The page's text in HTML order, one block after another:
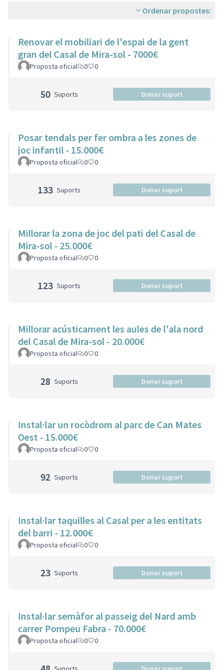
Ordenar propostes:
Renovar el mobiliari de l'espai de la gent
gran del Casal de Mira-sol - 7000€
Proposta oficial 0 0
50 Suports Donar suport
Posar tendals per fer ombra a les zones de
joc infantil - 15.000€
Proposta oficial 0 0
133 Suports Donar suport
Millorar la zona de joc del pati del Casal de
Mira-sol - 25.000€
Proposta oficial 0 0
123 Suports Donar suport
Millorar acústicament les aules de l'ala nord
del Casal de Mira-sol - 20.000€
Proposta oficial 0 0
28 Suports Donar suport
Instal·lar un rocòdrom al parc de Can Mates
Oest - 15.000€
Proposta oficial 0 0
92 Suports Donar suport
Instal·lar taquilles al Casal per a les entitats
del barri - 12.000€
Proposta oficial 0 0
23 Suports Donar suport
Instal·lar semàfor al passeig del Nard amb
carrer Pompeu Fabra - 70.000€
Proposta oficial 0 0